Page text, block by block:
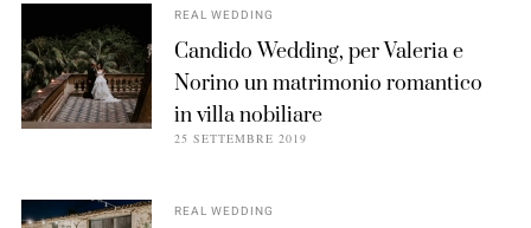
REAL WEDDING
Candido Wedding, per Valeria e
Norino un matrimonio romantico
in villa nobiliare
25 SETTEMBRE 2019
REAL WEDDING